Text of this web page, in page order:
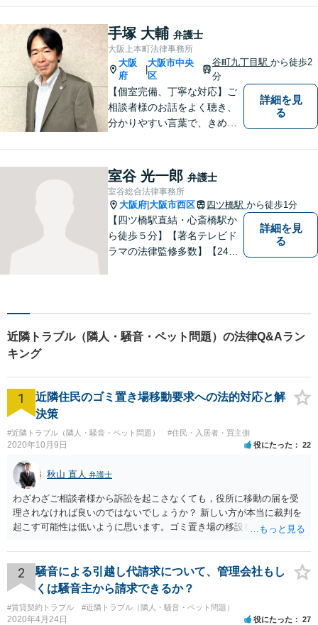
幅広い法律サービスを提供い
たします。お気軽にご相談く
ださい。
手塚 大輔 弁護士
大阪上本町法律事務所
大阪
府
|
大阪市中央
区
谷町九丁目駅から徒歩2
分
【個室完備、丁寧な対応】ご
相談者様のお話をよく聴き、
分かりやすい言葉で、きめ細
ております。相談にお越しい
ただいた方々が安心して落ち
着いてお話することができる
よう、完全個室をご準備して
おります。どうぞお気軽にご
相談ください。
詳細を見
る
室谷 光一郎 弁護士
室谷総合法律事務所
大阪府 大阪市西区 四ツ橋駅 から徒歩1分
【四ツ橋駅直結・心斎橋駅か
ら徒歩５分】【著名テレビド
ラマの法律監修多数】【24時
強く意識しております！
詳細を見
る
近隣トラブル（隣人・騒音・ペット問題）の法律Q&Aラン
キング
1
近隣住民のゴミ置き場移動要求への法的対応と解
決策
#近隣トラブル（隣人・騒音・ペット問題） #住民・入居者・買主側
2020年10月9日 役にたった 22
秋山 直人 弁護士
わざわざご相談者様から訴訟を起こさなくても，役所に移動の届を受
理されなければ良いのではないでしょうか？ 新しい方が本当に裁判を
起こす可能性は低いように思います。ゴミ置き場の移設を求める法的
2
騒音による引越し代請求について、管理会社もし
くは騒音主から請求できるか？
#賃貸契約トラブル #近隣トラブル（隣人・騒音・ペット問題）
2020年4月24日 役にたった 27